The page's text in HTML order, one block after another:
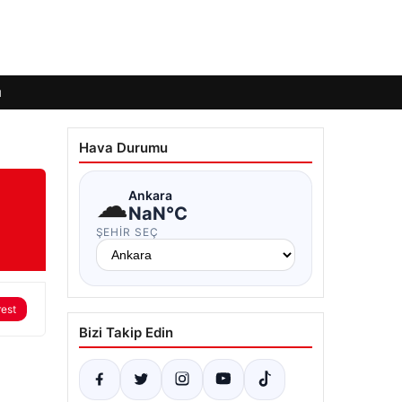
Hava Durumu
☁Ankara
NaN°C
ŞEHIR SEÇ
Bizi Takip Edin